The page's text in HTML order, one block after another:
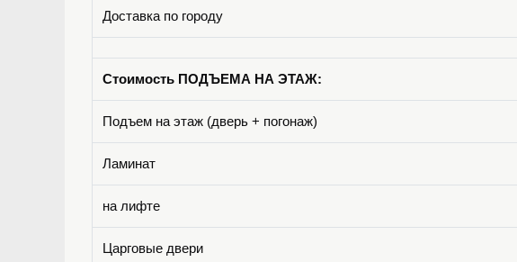
Доставка по городу
Стоимость ПОДЪЕМА НА ЭТАЖ:
Подъем на этаж (дверь + погонаж)
Ламинат
на лифте
Царговые двери